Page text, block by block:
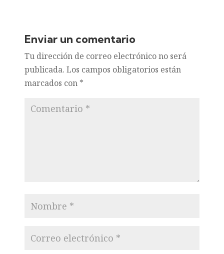
Enviar un comentario
Tu dirección de correo electrónico no será
publicada. Los campos obligatorios están
marcados con *